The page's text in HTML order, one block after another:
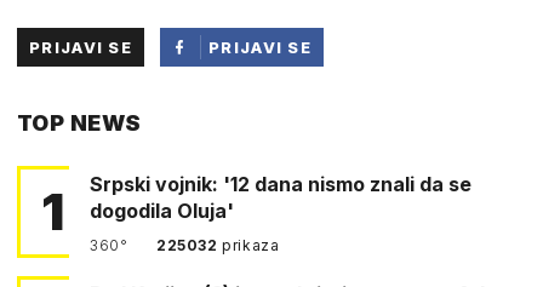
PRIJAVI SE
PRIJAVI SE
TOP NEWS
1
Srpski vojnik: '12 dana nismo znali da se
dogodila Oluja'
360° 225032prikaza